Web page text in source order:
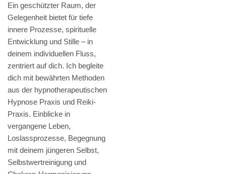
Ein geschützter Raum, der
Gelegenheit bietet für tiefe
innere Prozesse, spirituelle
Entwicklung und Stille – in
deinem individuellen Fluss,
zentriert auf dich. Ich begleite
dich mit bewährten Methoden
aus der hypnotherapeutischen
Hypnose Praxis und Reiki-
Praxis. Einblicke in
vergangene Leben,
Loslassprozesse, Begegnung
mit deinem jüngeren Selbst,
Selbstwertreinigung und